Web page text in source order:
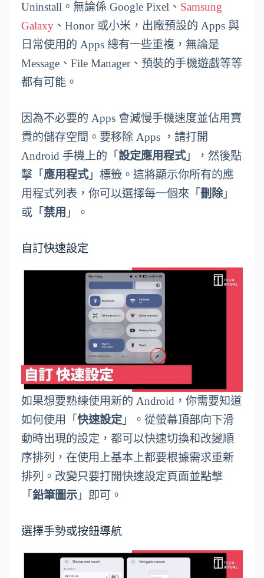
Uninstall。無論係 Google Pixel、 Samsung
Galaxy 、Honor 或小米，出廠預設的 Apps 與
日常使用的 Apps 總有一些重複，無論是
Message、File Manager、預裝的手機遊戲等等
都有可能。
因為不必要的 Apps 會減慢手機速度並佔用寶
貴的儲存空間。要移除 Apps ，請打開
Android 手機上的「 設定應用程式」，然後點
擊「 應用程式」標籤。這將顯示你所有的應
用程式列表，你可以選擇每一個來「 刪除」
或「 禁用 」。
自訂快速設定
如果想要熟練使用新的 Android，你需要知道
如何使用「 快速設定」。從螢幕頂部向下滑
動時出現的設定，都可以快速切換和改變順
序排列，在使用上基本上都要根據需求重新
排列。改變只要打開快速設定頁面並點擊
「 鉛筆圖示 」即可。
選擇手勢或按鈕導航